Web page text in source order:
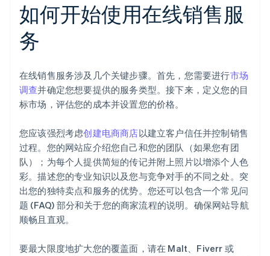
如何开始使用在线销售服
务
在线销售服务涉及几个关键步骤。首先，您需要进行市场
调查并确定您想要提供的服务类型。接下来，定义您的目
标市场，评估您的成本并设置您的价格。
您应该强烈考虑创建电商商店以建立客户信任并控制销售
过程。您的网站应介绍您自己和您的团队（如果您有团
队）；为每个人提供简短的传记并附上照片以增添个人色
彩。描述您的专业知识以及您与竞争对手的不同之处。突
出您的独特卖点和服务的优势。您还可以包含一个常见问
题 (FAQ) 部分和关于您的商家流程的说明。确保网站导航
顺畅且直观。
要最大限度地扩大您的覆盖面，请在 Malt、Fiverr 或